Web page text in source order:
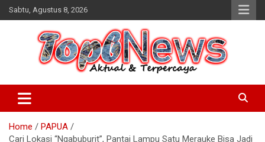
Skip
to
Sabtu, Agustus 8, 2026
Home
PAPUA
Cari Lokasi “Ngabuburit”, Pantai Lampu Satu Merauke Bisa Jadi